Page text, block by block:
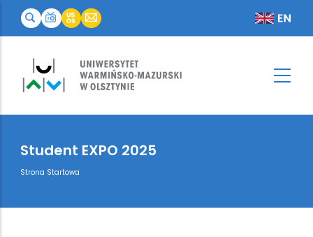
Student EXPO 2025
Breadcrumb
Strona Startowa